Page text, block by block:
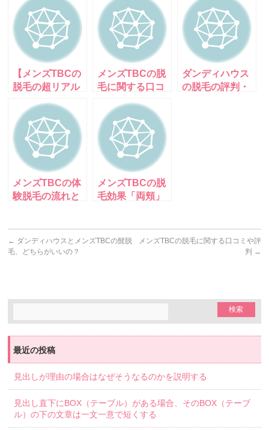
【メンズTBCの
脱毛の超リアル
果・料金・痛
み・脱毛方法を
徹底解説！
メンズTBCの脱
毛に関する口コ
ダンディハウス
の脱毛の評判・
メンズTBCの体
験脱毛の流れと
メンズTBCの脱
毛効果「両頬」
← ダンディハウスとメンズTBCの髭脱
毛、どちらがいいの？
メンズTBCの脱毛に関する口コミや評
判 →
最近の投稿
見出しが理由の場合はなぜそうなるのかを説明する
見出し直下にBOX（テーブル）がある場合、そのBOX（テーブ
ル）の下の文章は一文一意で短くする